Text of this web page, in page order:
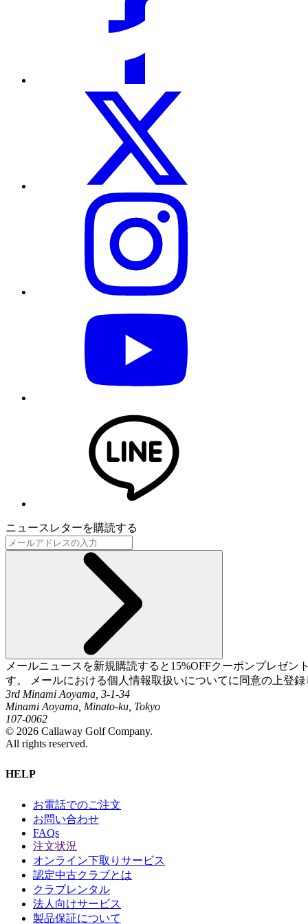
ニュースレターを購読する
メールニュースを新規購読すると15%OFFクーポンプレゼ
す。 メールにおける個人情報取扱いについてに同意の上登
3rd Minami Aoyama, 3-1-34
Minami Aoyama, Minato-ku, Tokyo
107-0062
© 2026 Callaway Golf Company.
All rights reserved.
HELP
お電話でのご注文
お問い合わせ
FAQs
注文状況
オンライン下取りサービス
認定中古クラブとは
クラブレンタル
法人向けサービス
製品保証について